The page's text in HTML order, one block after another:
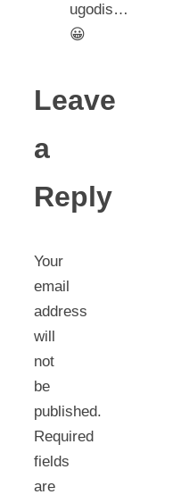
ugodis…
😀
Leave
a
Reply
Your
email
address
will
not
be
published.
Required
fields
are